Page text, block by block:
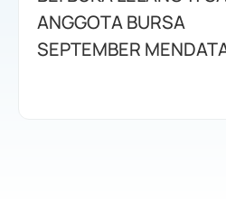
ANGGOTA BURSA
SEPTEMBER